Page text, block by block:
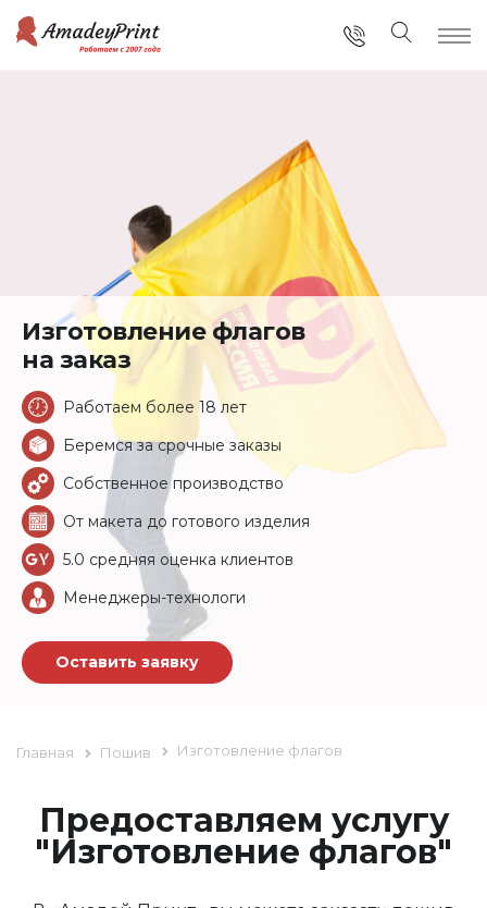
Изготовление флагов
на заказ
Работаем более 18 лет
Беремся за срочные заказы
Собственное производство
От макета до готового изделия
5.0 средняя оценка клиентов
Менеджеры-технологи
Оставить заявку
Главная Пошив Изготовление флагов
Предоставляем услугу
"Изготовление флагов"